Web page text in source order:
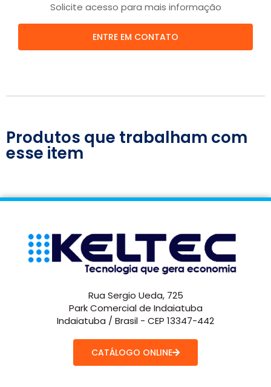
Solicite acesso para mais informação
ENTRE EM CONTATO
Produtos que trabalham com
esse item
Rua Sergio Ueda, 725
Park Comercial de Indaiatuba
Indaiatuba / Brasil - CEP 13347-442
CATÁLOGO ONLINE